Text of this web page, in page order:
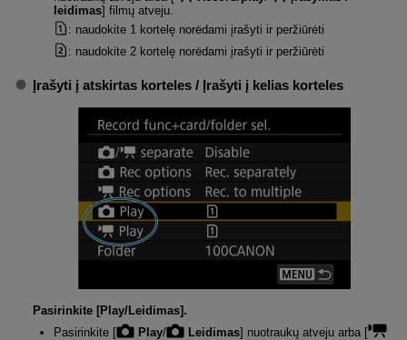
leidimas] filmų atveju.
: naudokite 1 kortelę norėdami įrašyti ir peržiūrėti
: naudokite 2 kortelę norėdami įrašyti ir peržiūrėti
Įrašyti į atskirtas korteles/ Įrašyti į kelias korteles
Pasirinkite [Play/Leidimas].
Pasirinkite [
Play/ Leidimas] nuotraukų atveju arba [